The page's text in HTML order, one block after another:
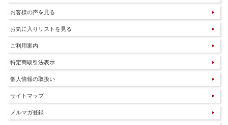
お客様の声を見る
お気に入りリストを見る
ご利用案内
特定商取引法表示
個人情報の取扱い
サイトマップ
メルマガ登録